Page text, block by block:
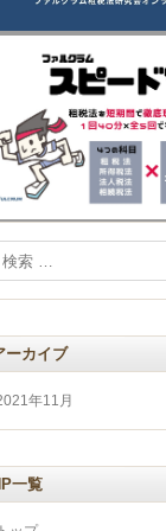
ーカイブ
年11月
一覧